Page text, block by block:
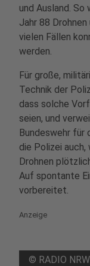
und Ausland. So
Jahr 88
vielen Fällen
werden.
Für große,
Technik der
dass solche
seien, und
Bundeswehr für
die Polizei
Drohnen
Auf spontante
vorbereitet.
Anzeige
© RADIO